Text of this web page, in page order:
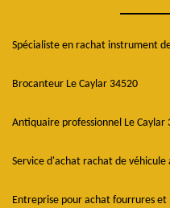
Spécialiste en rachat instrument
Brocanteur Le Caylar 34520
Antiquaire professionnel Le Caylar
Service d'achat rachat de véhicule
Entreprise pour achat fourrures